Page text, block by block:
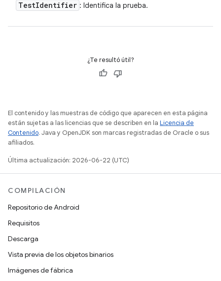
TestIdentifier : Identifica la prueba.
¿Te resultó útil?
El contenido y las muestras de código que aparecen en esta página
están sujetas a las licencias que se describen en la Licencia de
Contenido. Java y OpenJDK son marcas registradas de Oracle o sus
afiliados.
Última actualización: 2026-06-22 (UTC)
COMPILACIÓN
Repositorio de Android
Requisitos
Descarga
Vista previa de los objetos binarios
Imágenes de fábrica